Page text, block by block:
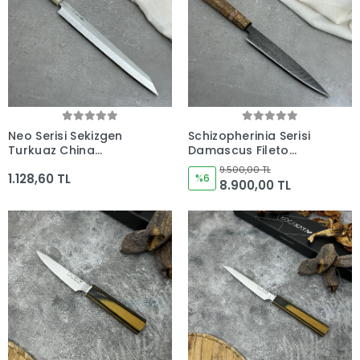
Neo Serisi Sekizgen
Turkuaz China
285mm Namlu -
Şef Bıçakları
1.128,60 TL
Schizopherinia Serisi
Damascus Fileto
210mm Namlu -
Kocakaya Özel
Tasarım
%6
9.500,00 TL
8.900,00 TL